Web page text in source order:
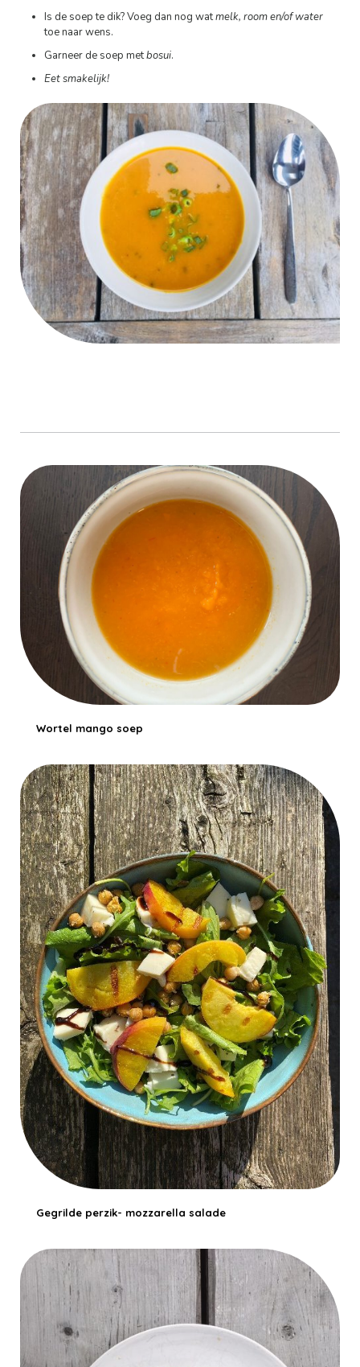
Is de soep te dik? Voeg dan nog watmelk, room en/of water
toe naar wens.
Garneer de soep metbosui.
Eet smakelijk!
Wortel mango soep
Gegrilde perzik- mozzarella salade